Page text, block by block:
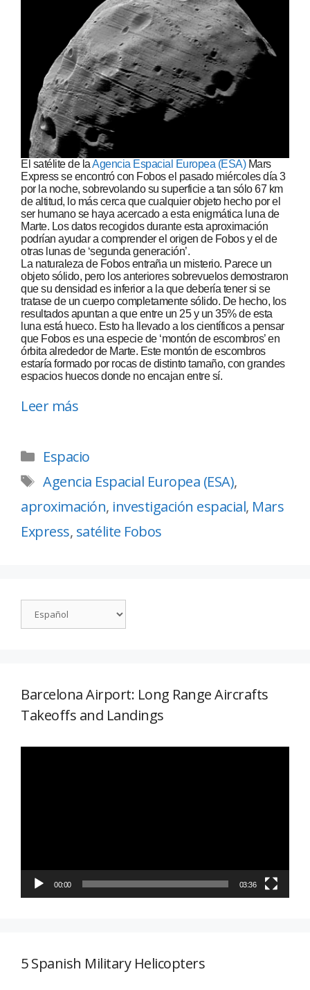
El satélite de laAgencia Espacial Europea (ESA)Mars
Express se encontró con Fobos el pasado miércoles día 3
por la noche, sobrevolando su superficie a tan sólo 67 km
de altitud, lo más cerca que cualquier objeto hecho por el
ser humano se haya acercado a esta enigmática luna de
Marte. Los datos recogidos durante esta aproximación
podrían ayudar a comprender el origen de Fobos y el de
otras lunas de ‘segunda generación’.
La naturaleza de Fobos entraña un misterio. Parece un
objeto sólido, pero los anteriores sobrevuelos demostraron
que su densidad es inferior a la que debería tener si se
tratase de un cuerpo completamente sólido. De hecho, los
resultados apuntan a que entre un 25 y un 35% de esta
luna está hueco. Esto ha llevado a los científicos a pensar
que Fobos es una especie de ‘montón de escombros’ en
órbita alrededor de Marte. Este montón de escombros
estaría formado por rocas de distinto tamaño, con grandes
espacios huecos donde no encajan entre sí.
Leer más
Espacio
Agencia Espacial Europea (ESA),
aproximación, investigación espacial, Mars
Express, satélite Fobos
Barcelona Airport: Long Range Aircrafts
Takeoffs and Landings
00:00 03:36
5 Spanish Military Helicopters